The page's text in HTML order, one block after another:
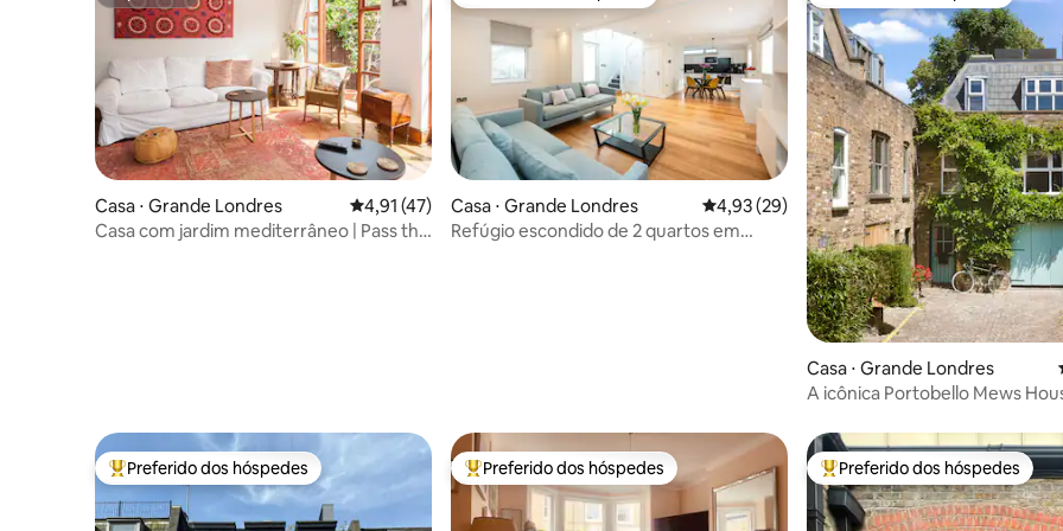
Casa ⋅ Grande Londres 4,91 de uma avaliação média de 5, 47 avaliações
4,91 (47)
Casa com jardim mediterrâneo | Pass the
Casa ⋅ Grande Londres 4,93 de uma avaliação média de 5, 29
4,93 (29)
Refúgio escondido de 2 quartos em
Casa ⋅ Grande Londres
A icônica Portobello Mews
Entre os melhores preferidos dos hóspedes
Preferido dos hóspedes Entre os melhores preferidos dos hóspedes
Preferido dos hóspedes Entre os melhores preferidos
Preferido dos hóspedes